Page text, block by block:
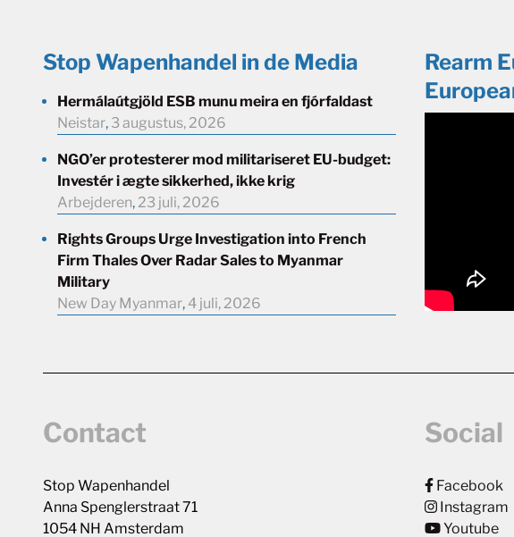
Stop Wapenhandel in de Media
Hermálaútgjöld ESB munu meira en fjórfaldast
Neistar, 3 augustus, 2026
NGO’er protesterer mod militariseret EU-budget:
Investér i ægte sikkerhed, ikke krig
Arbejderen, 23 juli, 2026
Rights Groups Urge Investigation into French
Firm Thales Over Radar Sales to Myanmar
Military
New Day Myanmar, 4 juli, 2026
Rearm
Contact
Stop Wapenhandel
Anna Spenglerstraat 71
1054 NH Amsterdam
Social
Facebook
Instagram
Youtube